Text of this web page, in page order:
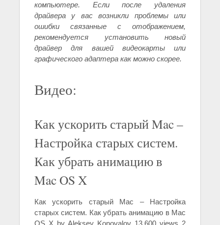
компьютере. Если после удаления
драйвера у вас возникли проблемы или
ошибки связанные с отображением,
рекомендуется установить новый
драйвер для вашей видеокарты или
графического адаптера как можно скорее.
Видео:
Как ускорить старый Mac –
Настройка старых систем.
Как убрать анимацию в
Mac OS X
Как ускорить старый Mac – Настройка
старых систем. Как убрать анимацию в Mac